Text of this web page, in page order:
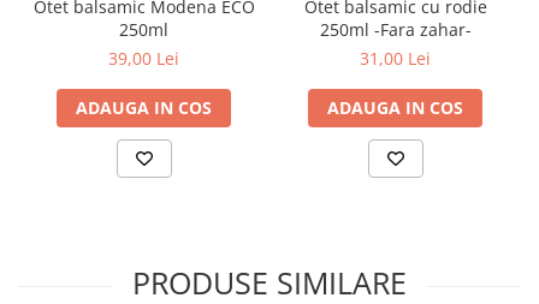
Otet balsamic Modena ECO
250ml
39,00 Lei
ADAUGA IN COS
Otet balsamic cu rodie
250ml -Fara zahar-
31,00 Lei
ADAUGA IN COS
PRODUSE SIMILARE